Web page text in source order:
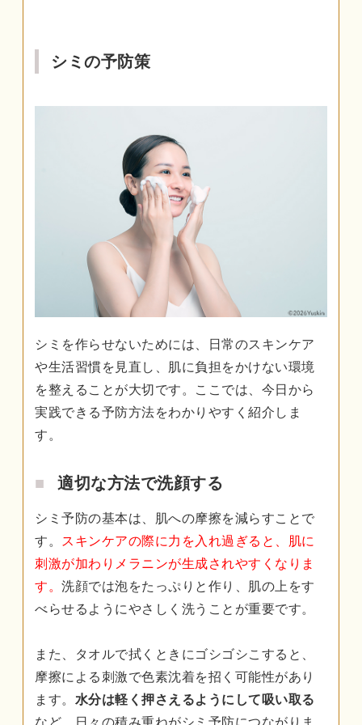
シミの予防策
シミを作らせないためには、日常のスキンケア
や生活習慣を見直し、肌に負担をかけない環境
を整えることが大切です。ここでは、今日から
実践できる予防方法をわかりやすく紹介しま
す。
適切な方法で洗顔する
シミ予防の基本は、肌への摩擦を減らすことで
す。 スキンケアの際に力を入れ過ぎると、肌に
刺激が加わりメラニンが生成されやすくなりま
す。 洗顔では泡をたっぷりと作り、肌の上をす
べらせるようにやさしく洗うことが重要です。
また、タオルで拭くときにゴシゴシこすると、
摩擦による刺激で色素沈着を招く可能性があり
ます。 水分は軽く押さえるようにして吸い取る